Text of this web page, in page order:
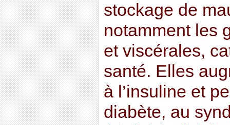
stockage de
notamment les
et viscérales,
santé. Elles
à l’insuline et
diabète, au